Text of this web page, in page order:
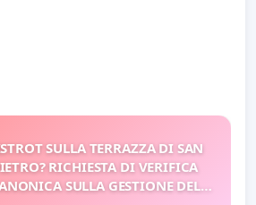
SULLA TERRAZZA DI SAN
RICHIESTA DI VERIFICA
SULLA GESTIONE DEL